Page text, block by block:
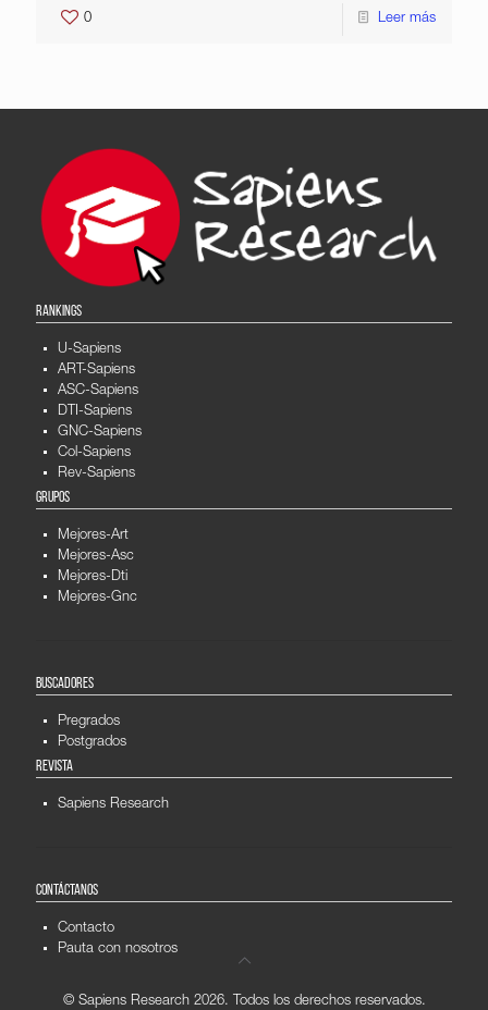
0 Leer más
RANKINGS
U-Sapiens
ART-Sapiens
ASC-Sapiens
DTI-Sapiens
GNC-Sapiens
Col-Sapiens
Rev-Sapiens
GRUPOS
Mejores-Art
Mejores-Asc
Mejores-Dti
Mejores-Gnc
BUSCADORES
Pregrados
Postgrados
REVISTA
Sapiens Research
CONTÁCTANOS
Contacto
Pauta con nosotros
© Sapiens Research 2026. Todos los derechos reservados.